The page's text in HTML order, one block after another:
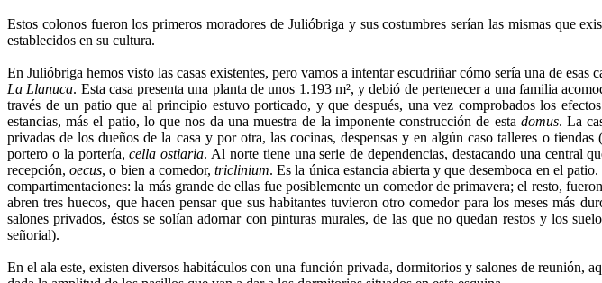
Estos colonos fueron los primeros moradores de Julióbriga y sus costumbres serían las mismas que
establecidos en su cultura.
En Julióbriga hemos visto las casas existentes, pero vamos a intentar escudriñar cómo sería una de esas
La Llanuca. Esta casa presenta una planta de unos 1.193 m², y debió de pertenecer a una familia
través de un patio que al principio estuvo porticado, y que después, una vez comprobados los
estancias, más el patio, lo que nos da una muestra de la imponente construcción de esta domus. La
privadas de los dueños de la casa y por otra, las cocinas, despensas y en algún caso talleres o tiendas (
portero o la portería,cella ostiaria. Al norte tiene una serie de dependencias, destacando una central
recepción,oecus, o bien a comedor,triclinium. Es la única estancia abierta y que desemboca en el
compartimentaciones: la más grande de ellas fue posiblemente un comedor de primavera; el resto,
abren tres huecos, que hacen pensar que sus habitantes tuvieron otro comedor para los meses más
salones privados, éstos se solían adornar con pinturas murales, de las que no quedan restos y los
señorial).
En el ala este, existen diversos habitáculos con una función privada, dormitorios y salones de reunión,